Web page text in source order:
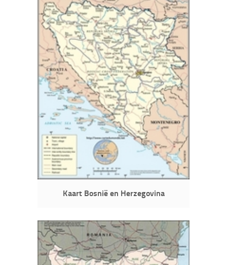
Kaart Bosnië en Herzegovina